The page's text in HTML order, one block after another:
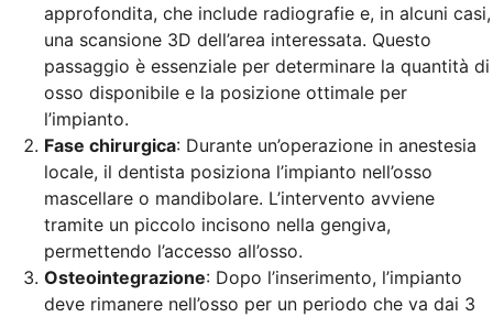
approfondita, che include radiografie e, in alcuni casi,
una scansione 3D dell’area interessata. Questo
passaggio è essenziale per determinare la quantità di
osso disponibile e la posizione ottimale per
l’impianto.
Fase chirurgica: Durante un’operazione in anestesia
locale, il dentista posiziona l’impianto nell’osso
mascellare o mandibolare. L’intervento avviene
tramite un piccolo incisono nella gengiva,
permettendo l’accesso all’osso.
Osteointegrazione: Dopo l’inserimento, l’impianto
deve rimanere nell’osso per un periodo che va dai 3